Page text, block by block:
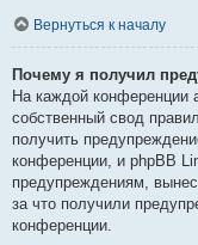
Вернуться к началу
Почему я получил
На каждой конференции
собственный свод
получить
конференции, и phpBB
предупреждениям,
за что получили
конференции.